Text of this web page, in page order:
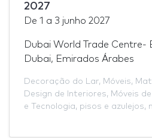
2027
De 1 a 3 junho 2027
Dubai World Trade Centre-
Dubai, Emirados Árabes
Decoração do Lar, Móveis,
Design de Interiores, Móveis
e Tecnologia, pisos e azulejos,